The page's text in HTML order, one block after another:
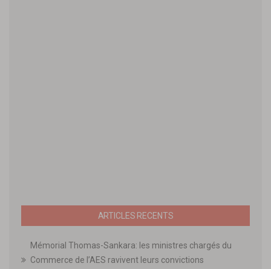
ARTICLES RECENTS
Mémorial Thomas-Sankara: les ministres chargés du
Commerce de l’AES ravivent leurs convictions